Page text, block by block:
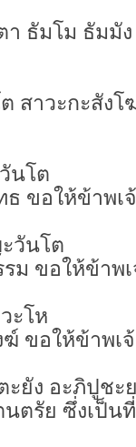
มโม ธัมมัง
วะกะสังโฆ
นโต
อให้ข้าพเจ้
นโต
ขอให้ข้าพ
โห
อให้ข้าพเจ้
ง อะภิปูชะ
ย ซึ่งเป็นที่